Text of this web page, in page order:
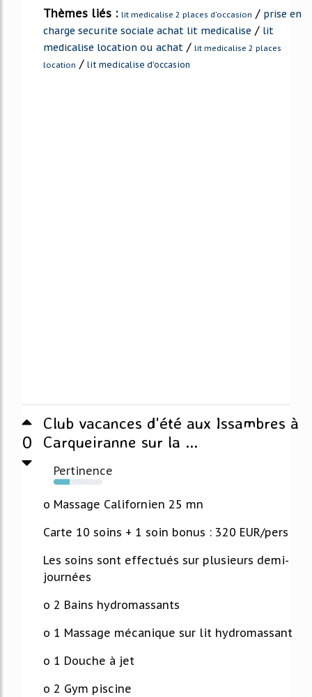
Thèmes liés : lit medicalise 2 places d'occasion / prise en
charge securite sociale achat lit medicalise / lit
medicalise location ou achat / lit medicalise 2 places
location / lit medicalise d'occasion
0
Club vacances d'été aux Issambres à
Carqueiranne sur la ...
Pertinence
33%
o Massage Californien 25 mn
Carte 10 soins + 1 soin bonus : 320 EUR/pers
Les soins sont effectués sur plusieurs demi-
journées
o 2 Bains hydromassants
o 1 Massage mécanique sur lit hydromassant
o 1 Douche à jet
o 2 Gym piscine